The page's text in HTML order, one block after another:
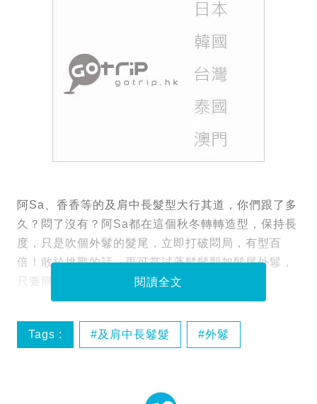
阿Sa、香香等的及肩中長髮型大行其道，你們跟了多
久？悶了沒有？阿Sa都在這個秋冬轉轉造型，保持長
度，只是吹個外鬈的髮尾，立即打破悶局，有型百
倍！敢於挑戰的話，更可嘗試蓬鬆髮型加髮尾外鬈，
只要簡單襯件衫就以為你是潮人！
閱讀全文
Tags : 及肩中長鬈髮 外鬈